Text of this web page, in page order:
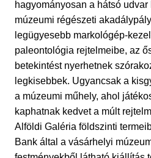
hagyományosan a hátsó
múzeumi régészeti
legügyesebb markológép-
paleontológia rejtelmeibe, az
betekintést nyerhetnek
legkisebbek. Ugyancsak a
a múzeumi műhely, ahol
kaphatnak kedvet a múlt
Alföldi Galéria földszinti
Bank által a vásárhelyi